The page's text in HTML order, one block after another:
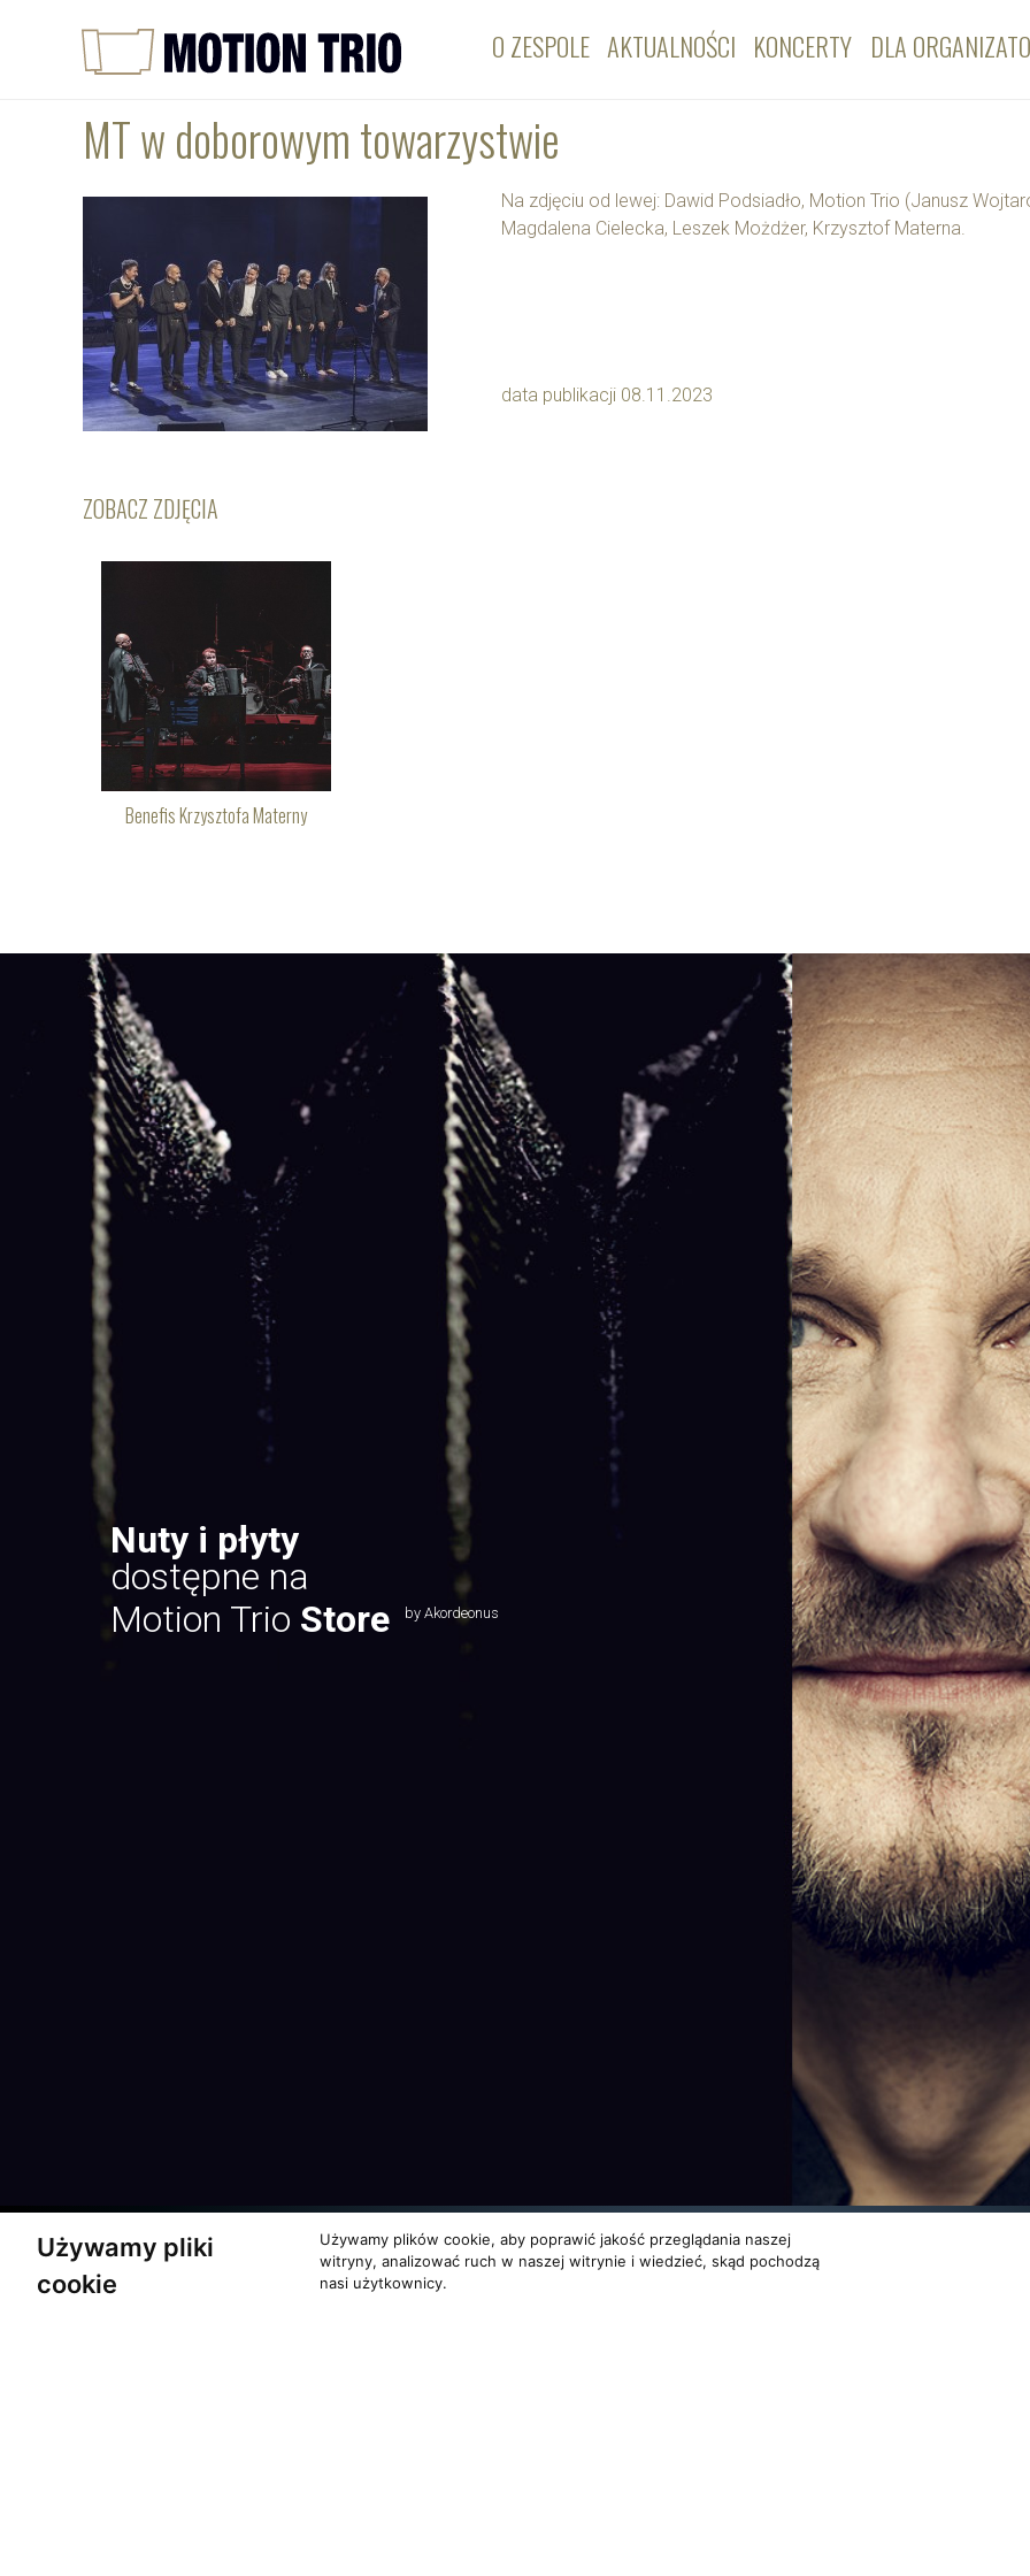
Używamy pliki
cookie
Używamy plików cookie, aby poprawić jakość przeglądania naszej
witryny, analizować ruch w naszej witrynie i wiedzieć, skąd pochodzą
nasi użytkownicy.
O ZESPOLE AKTUALNOŚCI KONCERTY DLA
MT w doborowym towarzystwie
Na zdjęciu od lewej: Dawid Podsiadło, Motion Trio (Janusz
Magdalena Cielecka, Leszek Możdżer, Krzysztof Materna.
data publikacji 08.11.2023
ZOBACZ ZDJĘCIA
Benefis Krzysztofa Materny
Nuty i płyty
dostępne na
Motion Trio Store by Akordeonus